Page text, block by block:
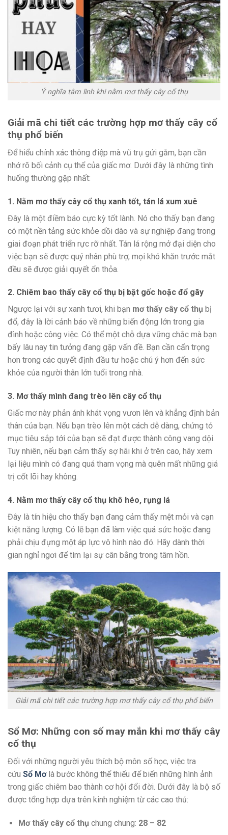
Ý nghĩa tâm linh khi nằm mơ thấy cây cổ thụ
Giải mã chi tiết các trường hợp mơ thấy cây cổ
thụ phổ biến
Để hiểu chính xác thông điệp mà vũ trụ gửi gắm, bạn cần
nhớ rõ bối cảnh cụ thể của giấc mơ. Dưới đây là những tình
huống thường gặp nhất:
1. Nằm mơ thấy cây cổ thụ xanh tốt, tán lá xum xuê
Đây là một điềm báo cực kỳ tốt lành. Nó cho thấy bạn đang
có một nền tảng sức khỏe dồi dào và sự nghiệp đang trong
giai đoạn phát triển rực rỡ nhất. Tán lá rộng mở đại diện cho
việc bạn sẽ được quý nhân phù trợ, mọi khó khăn trước mắt
đều sẽ được giải quyết ổn thỏa.
2. Chiêm bao thấy cây cổ thụ bị bật gốc hoặc đổ gãy
Ngược lại với sự xanh tươi, khi bạn mơ thấy cây cổ thụ bị
đổ, đây là lời cảnh báo về những biến động lớn trong gia
đình hoặc công việc. Có thể một chỗ dựa vững chắc mà bạn
bấy lâu nay tin tưởng đang gặp vấn đề. Bạn cần cẩn trọng
hơn trong các quyết định đầu tư hoặc chú ý hơn đến sức
khỏe của người thân lớn tuổi trong nhà.
3. Mơ thấy mình đang trèo lên cây cổ thụ
Giấc mơ này phản ánh khát vọng vươn lên và khẳng định bản
thân của bạn. Nếu bạn trèo lên một cách dễ dàng, chứng tỏ
mục tiêu sắp tới của bạn sẽ đạt được thành công vang dội.
Tuy nhiên, nếu bạn cảm thấy sợ hãi khi ở trên cao, hãy xem
lại liệu mình có đang quá tham vọng mà quên mất những giá
trị cốt lõi hay không.
4. Nằm mơ thấy cây cổ thụ khô héo, rụng lá
Đây là tín hiệu cho thấy bạn đang cảm thấy mệt mỏi và cạn
kiệt năng lượng. Có lẽ bạn đã làm việc quá sức hoặc đang
phải chịu đựng một áp lực vô hình nào đó. Hãy dành thời
gian nghỉ ngơi để tìm lại sự cân bằng trong tâm hồn.
Giải mã chi tiết các trường hợp mơ thấy cây cổ thụ phổ biến
Sổ Mơ: Những con số may mắn khi mơ thấy cây
cổ thụ
Đối với những người yêu thích bộ môn số học, việc tra
cứu Sổ Mơlà bước không thể thiếu để biến những hình ảnh
trong giấc chiêm bao thành cơ hội đổi đời. Dưới đây là bộ số
được tổng hợp dựa trên kinh nghiệm từ các cao thủ:
Mơ thấy cây cổ thụ chung chung: 28 – 82